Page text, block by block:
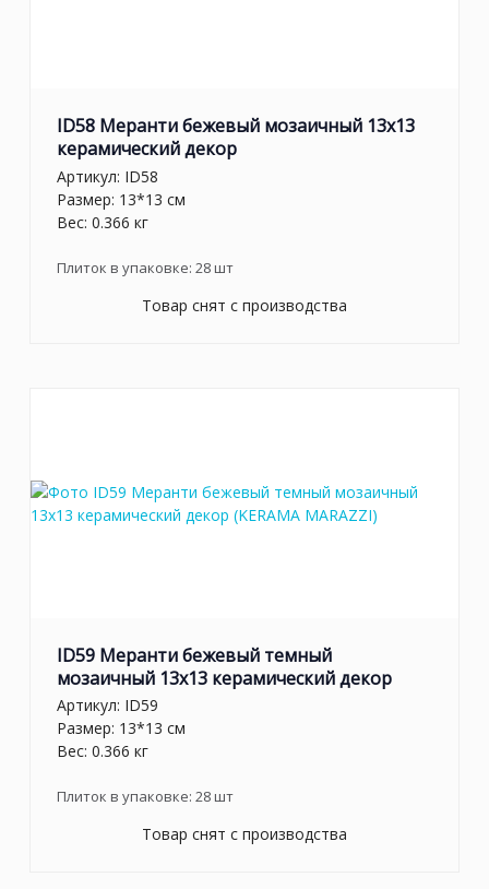
ID58 Меранти бежевый мозаичный 13x13
керамический декор
Артикул: ID58
Размер: 13*13 см
Вес: 0.366 кг
Плиток в упаковке: 28шт
Товар снят с производства
ID59 Меранти бежевый темный
мозаичный 13x13 керамический декор
Артикул: ID59
Размер: 13*13 см
Вес: 0.366 кг
Плиток в упаковке: 28шт
Товар снят с производства